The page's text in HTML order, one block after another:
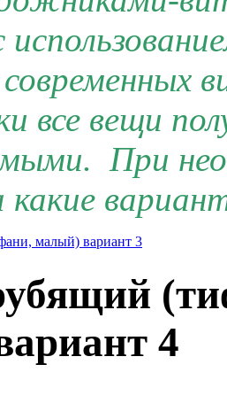
все вещи
При
малый) вариант 3
4